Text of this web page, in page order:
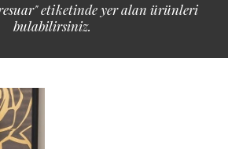
etiketinde yer alan ürünleri
bulabilirsiniz.